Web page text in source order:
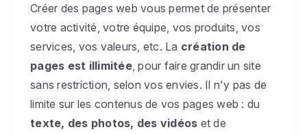
Créer des pages web vous permet de présenter
votre activité, votre équipe, vos produits, vos
services, vos valeurs, etc. La création de
pages est illimitée, pour faire grandir un site
sans restriction, selon vos envies. Il n'y pas de
limite sur les contenus de vos pages web : du
texte, des photos, des vidéos et de